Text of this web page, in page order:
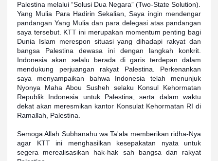
Palestina melalui “Solusi Dua Negara” (Two-State Solution).
Yang Mulia Para Hadirin Sekalian, Saya ingin mendengar
pandangan Yang Mulia dan para delegasi atas pandangan
saya tersebut. KTT ini merupakan momentum penting bagi
Dunia Islam merespon situasi yang dihadapi rakyat dan
bangsa Palestina dewasa ini dengan langkah konkrit.
Indonesia akan selalu berada di garis terdepan dalam
mendukung perjuangan rakyat Palestina. Perkenankan
saya menyampaikan bahwa Indonesia telah menunjuk
Nyonya Maha Abou Susheh selaku Konsul Kehormatan
Republik Indonesia untuk Palestina, serta dalam waktu
dekat akan meresmikan kantor Konsulat Kehormatan RI di
Ramallah, Palestina.
Semoga Allah Subhanahu wa Ta'ala memberikan ridha-Nya
agar KTT ini menghasilkan kesepakatan nyata untuk
segera merealisasikan hak-hak sah bangsa dan rakyat